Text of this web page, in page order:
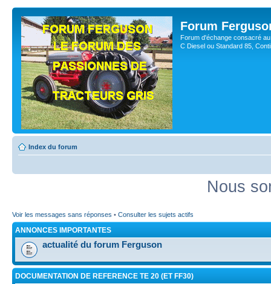
Forum
Forum d'échange consacré
C Diesel ou Standard 85,
Index du forum
Nous
Voir les messages sans réponses • Consulter les sujets actifs
ANNONCES IMPORTANTES
actualité du forum Ferguson
DOCUMENTATION DE REFERENCE TE 20 (ET FF30)